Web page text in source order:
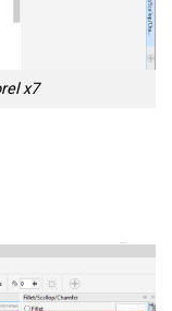
x7